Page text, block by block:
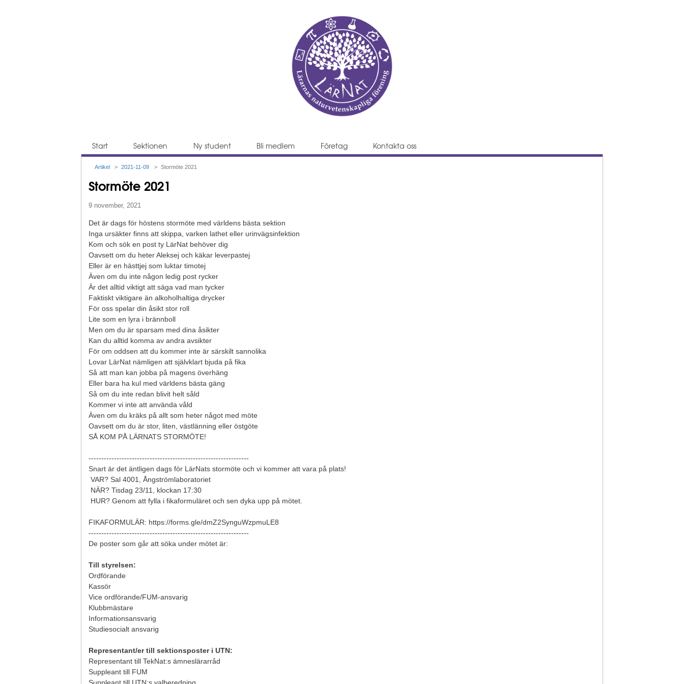
Huvudmeny
Start Sektionen Ny student Bli medlem Företag Kontakta oss
Du är här
Artikel > 2021-11-09 > Stormöte 2021
Stormöte 2021
9 november, 2021
Det är dags för höstens stormöte med världens bästa sektion
Inga ursäkter finns att skippa, varken lathet eller urinvägsinfektion
Kom och sök en post ty LärNat behöver dig
Oavsett om du heter Aleksej och käkar leverpastej
Eller är en hästtjej som luktar timotej
Även om du inte någon ledig post rycker
Är det alltid viktigt att säga vad man tycker
Faktiskt viktigare än alkoholhaltiga drycker
För oss spelar din åsikt stor roll
Lite som en lyra i brännboll
Men om du är sparsam med dina åsikter
Kan du alltid komma av andra avsikter
För om oddsen att du kommer inte är särskilt sannolika
Lovar LärNat nämligen att självklart bjuda på fika
Så att man kan jobba på magens överhäng
Eller bara ha kul med världens bästa gäng
Så om du inte redan blivit helt såld
Kommer vi inte att använda våld
Även om du kräks på allt som heter något med möte
Oavsett om du är stor, liten, västlänning eller östgöte
SÅ KOM PÅ LÄRNATS STORMÖTE!
---------------------------------------------------------------
Snart är det äntligen dags för LärNats stormöte och vi kommer att vara på plats!
VAR? Sal 4001, Ångströmlaboratoriet
NÄR? Tisdag 23/11, klockan 17:30
HUR? Genom att fylla i fikaformuläret och sen dyka upp på mötet.
FIKAFORMULÄR: https://forms.gle/dmZ2SynguWzpmuLE8
---------------------------------------------------------------
De poster som går att söka under mötet är:
Till styrelsen:
Ordförande
Kassör
Vice ordförande/FUM-ansvarig
Klubbmästare
Informationsansvarig
Studiesocialt ansvarig
Representant/er till sektionsposter i UTN:
Representant till TekNat:s ämneslärarråd
Suppleant till FUM
Suppleant till UTN:s valberedning